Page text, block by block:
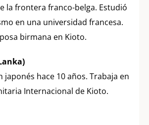
la frontera franco-belga. Estudió
en una universidad francesa.
birmana en Kioto.
japonés hace 10 años. Trabaja en
Internacional de Kioto.